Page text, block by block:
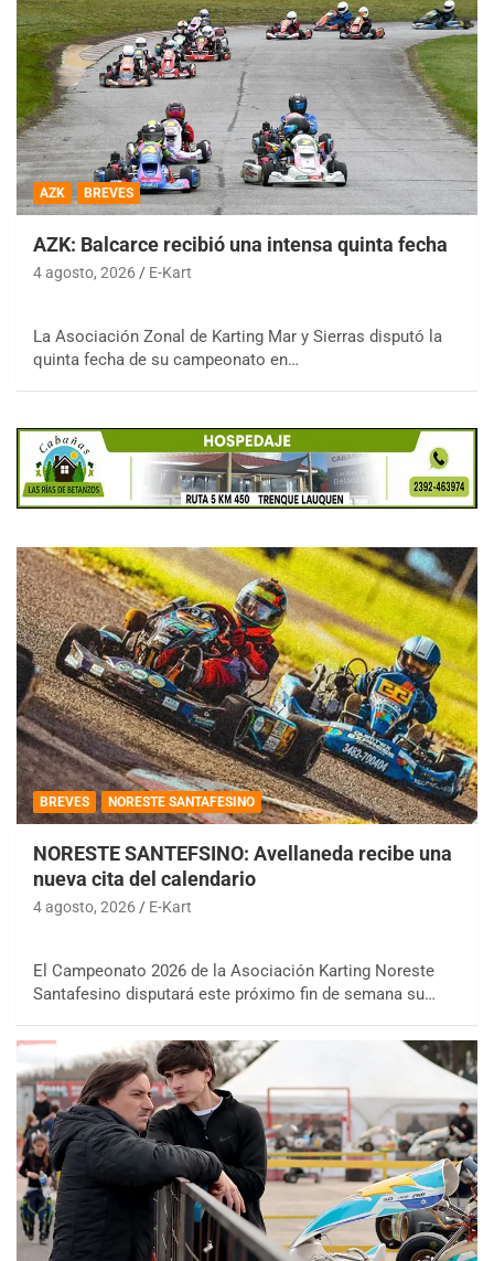
AZK BREVES
AZK: Balcarce recibió una intensa quinta fecha
4 agosto, 2026 E-Kart
La Asociación Zonal de Karting Mar y Sierras disputó la
quinta fecha de su campeonato en…
BREVES NORESTE SANTAFESINO
NORESTE SANTEFSINO: Avellaneda recibe una
nueva cita del calendario
4 agosto, 2026 E-Kart
El Campeonato 2026 de la Asociación Karting Noreste
Santafesino disputará este próximo fin de semana su…